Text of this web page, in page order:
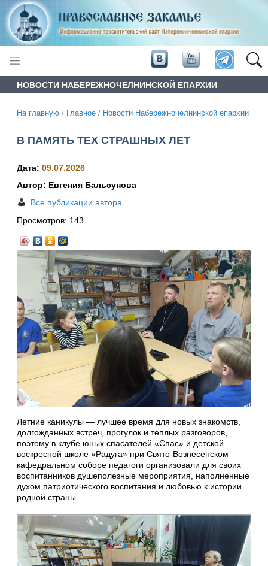
НОВОСТИ НАБЕРЕЖНОЧЕЛНИНСКОЙ ЕПАРХИИ
На главную / Главное / Новости Набережночелнинской епархии
В ПАМЯТЬ ТЕХ СТРАШНЫХ ЛЕТ
Дата: 09.07.2026
Автор: Евгения Бальсунова
Все публикации автора
Просмотров: 143
Летние каникулы — лучшее время для новых знакомств,
долгожданных встреч, прогулок и теплых разговоров,
поэтому в клубе юных спасателей «Спас» и детской
воскресной школе «Радуга» при Свято-Вознесенском
кафедральном соборе педагоги организовали для своих
воспитанников душеполезные мероприятия, наполненные
духом патриотического воспитания и любовью к истории
родной страны.